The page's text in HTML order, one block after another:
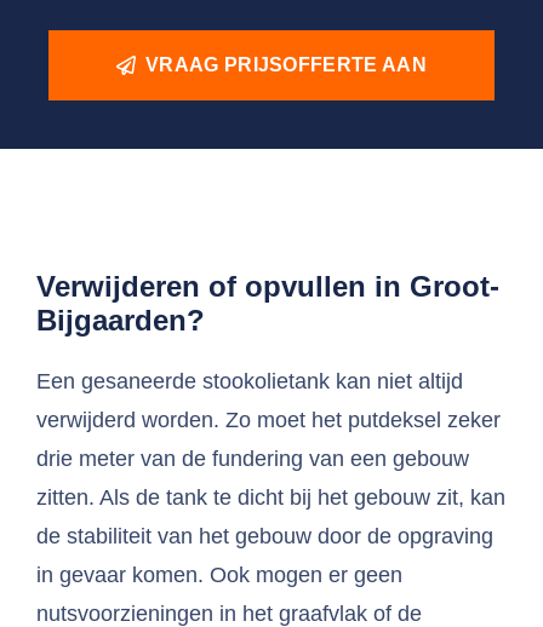
VRAAG PRIJSOFFERTE AAN
Verwijderen of opvullen in Groot-
Bijgaarden?
Een gesaneerde stookolietank kan niet altijd
verwijderd worden. Zo moet het putdeksel zeker
drie meter van de fundering van een gebouw
zitten. Als de tank te dicht bij het gebouw zit, kan
de stabiliteit van het gebouw door de opgraving
in gevaar komen. Ook mogen er geen
nutsvoorzieningen in het graafvlak of de